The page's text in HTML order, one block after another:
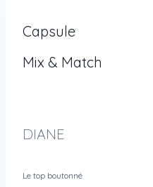
Capsule
Mix & Match
DIANE
Le top boutonné